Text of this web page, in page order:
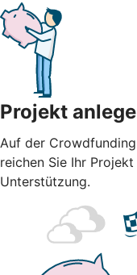
Projekt
Auf der
reichen Sie Ihr
Unterstützung.